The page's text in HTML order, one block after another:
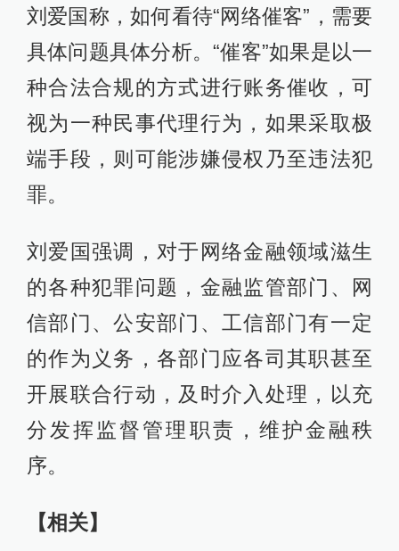
刘爱国称，如何看待“网络催客”，需要
具体问题具体分析。“催客”如果是以一
种合法合规的方式进行账务催收，可
视为一种民事代理行为，如果采取极
端手段，则可能涉嫌侵权乃至违法犯
罪。
刘爱国强调，对于网络金融领域滋生
的各种犯罪问题，金融监管部门、网
信部门、公安部门、工信部门有一定
的作为义务，各部门应各司其职甚至
开展联合行动，及时介入处理，以充
分发挥监督管理职责，维护金融秩
序。
【相关】